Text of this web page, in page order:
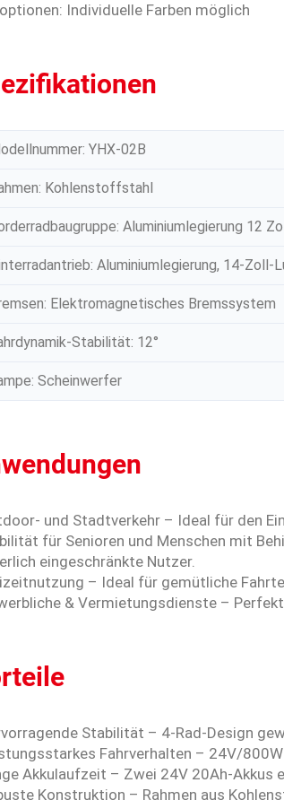
Individuelle Farben möglich
YHX-02B
Kohlenstoffstahl
Aluminiumlegierung 12
Aluminiumlegierung, 14-Zoll-
Elektromagnetisches Bremssystem
Stabilität: 12°
Scheinwerfer
und Stadtverkehr – Ideal für den
für Senioren und Menschen mit
eingeschränkte Nutzer.
– Ideal für gemütliche
& Vermietungsdienste –
Stabilität – 4-Rad-Design
Fahrverhalten – 24V/
Akkulaufzeit – Zwei 24V 20Ah-
Konstruktion – Rahmen aus